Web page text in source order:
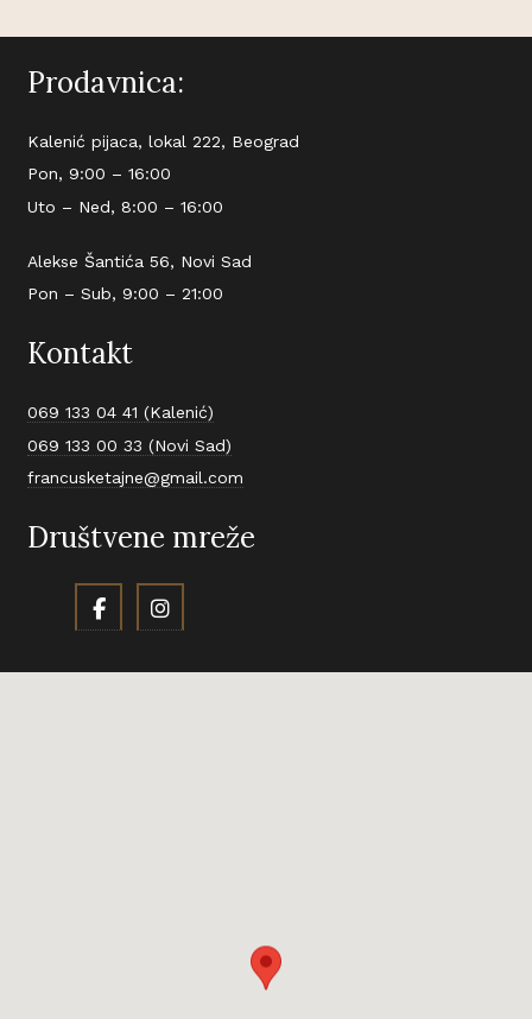
Prodavnica:
Kalenić pijaca, lokal 222, Beograd
Pon, 9:00 – 16:00
Uto – Ned, 8:00 – 16:00
Alekse Šantića 56, Novi Sad
Pon – Sub, 9:00 – 21:00
Kontakt
069 133 04 41 (Kalenić)
069 133 00 33 (Novi Sad)
francusketajne@gmail.com
Društvene mreže